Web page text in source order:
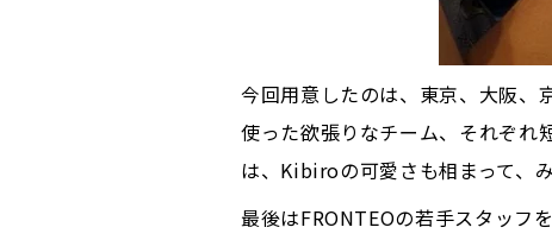
今回用意したのは、東京、大阪、
使った欲張りなチーム、それぞれ
は、Kibiroの可愛さも相まって、
最後はFRONTEOの若手スタッフ